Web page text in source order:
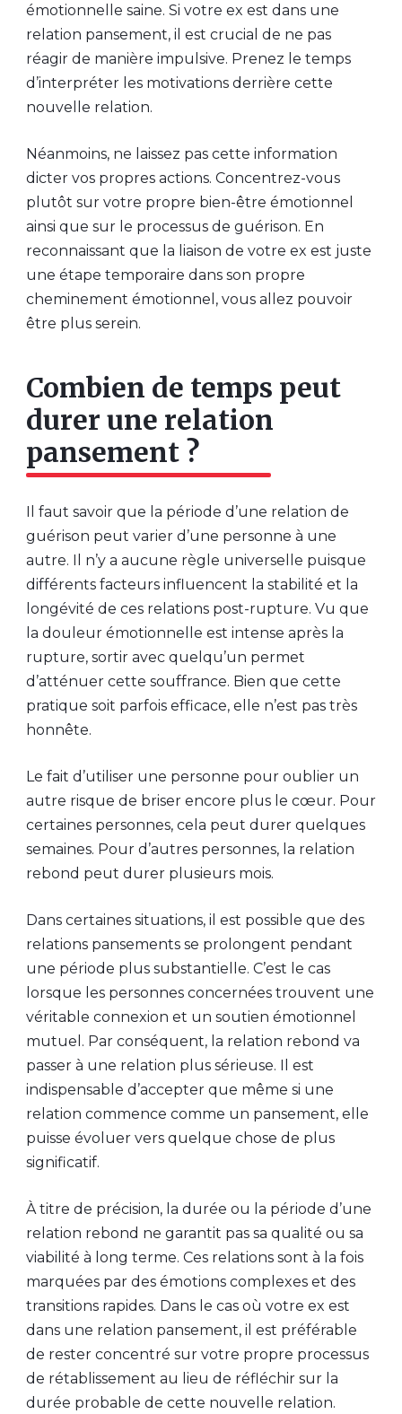
émotionnelle saine. Si votre ex est dans une
relation pansement, il est crucial de ne pas
réagir de manière impulsive. Prenez le temps
d’interpréter les motivations derrière cette
nouvelle relation.
Néanmoins, ne laissez pas cette information
dicter vos propres actions. Concentrez-vous
plutôt sur votre propre bien-être émotionnel
ainsi que sur le processus de guérison. En
reconnaissant que la liaison de votre ex est juste
une étape temporaire dans son propre
cheminement émotionnel, vous allez pouvoir
être plus serein.
Combien de temps peut
durer une relation
pansement ?
Il faut savoir que la période d’une relation de
guérison peut varier d’une personne à une
autre. Il n’y a aucune règle universelle puisque
différents facteurs influencent la stabilité et la
longévité de ces relations post-rupture. Vu que
la douleur émotionnelle est intense après la
rupture, sortir avec quelqu’un permet
d’atténuer cette souffrance. Bien que cette
pratique soit parfois efficace, elle n’est pas très
honnête.
Le fait d’utiliser une personne pour oublier un
autre risque de briser encore plus le cœur. Pour
certaines personnes, cela peut durer quelques
semaines. Pour d’autres personnes, la relation
rebond peut durer plusieurs mois.
Dans certaines situations, il est possible que des
relations pansements se prolongent pendant
une période plus substantielle. C’est le cas
lorsque les personnes concernées trouvent une
véritable connexion et un soutien émotionnel
mutuel. Par conséquent, la relation rebond va
passer à une relation plus sérieuse. Il est
indispensable d’accepter que même si une
relation commence comme un pansement, elle
puisse évoluer vers quelque chose de plus
significatif.
À titre de précision, la durée ou la période d’une
relation rebond ne garantit pas sa qualité ou sa
viabilité à long terme. Ces relations sont à la fois
marquées par des émotions complexes et des
transitions rapides. Dans le cas où votre ex est
dans une relation pansement, il est préférable
de rester concentré sur votre propre processus
de rétablissement au lieu de réfléchir sur la
durée probable de cette nouvelle relation.